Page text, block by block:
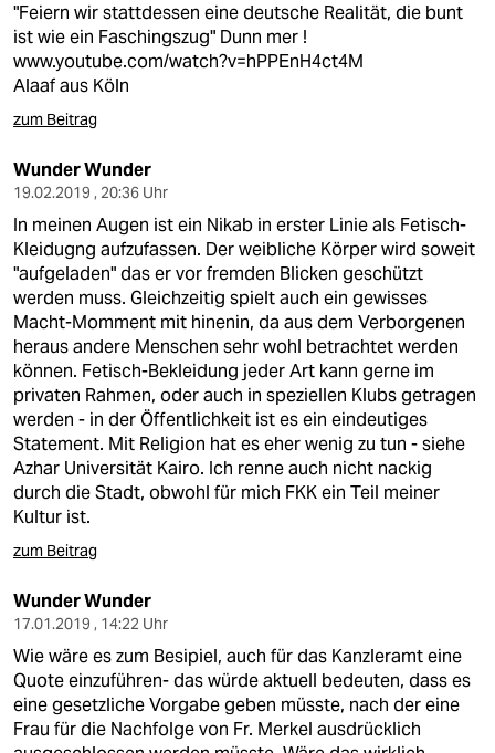
"Feiern wir stattdessen eine deutsche Realität, die bunt
ist wie ein Faschingszug" Dunn mer !
www.youtube.com/watch?v=hPPEnH4ct4M
Alaaf aus Köln
zum Beitrag
Wunder Wunder
19.02.2019 , 20:36 Uhr
In meinen Augen ist ein Nikab in erster Linie als Fetisch-
Kleidugng aufzufassen. Der weibliche Körper wird soweit
"aufgeladen" das er vor fremden Blicken geschützt
werden muss. Gleichzeitig spielt auch ein gewisses
Macht-Momment mit hinenin, da aus dem Verborgenen
heraus andere Menschen sehr wohl betrachtet werden
können. Fetisch-Bekleidung jeder Art kann gerne im
privaten Rahmen, oder auch in speziellen Klubs getragen
werden - in der Öffentlichkeit ist es ein eindeutiges
Statement. Mit Religion hat es eher wenig zu tun - siehe
Azhar Universität Kairo. Ich renne auch nicht nackig
durch die Stadt, obwohl für mich FKK ein Teil meiner
Kultur ist.
zum Beitrag
Wunder Wunder
17.01.2019 , 14:22 Uhr
Wie wäre es zum Besipiel, auch für das Kanzleramt eine
Quote einzuführen- das würde aktuell bedeuten, dass es
eine gesetzliche Vorgabe geben müsste, nach der eine
Frau für die Nachfolge von Fr. Merkel ausdrücklich